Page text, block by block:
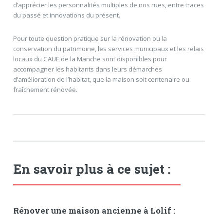
d’apprécier les personnalités multiples de nos rues, entre traces
du passé et innovations du présent.
Pour toute question pratique sur la rénovation ou la
conservation du patrimoine, les services municipaux et les relais
locaux du CAUE de la Manche sont disponibles pour
accompagner les habitants dans leurs démarches
d’amélioration de l’habitat, que la maison soit centenaire ou
fraîchement rénovée.
En savoir plus à ce sujet :
Rénover une maison ancienne à Lolif :